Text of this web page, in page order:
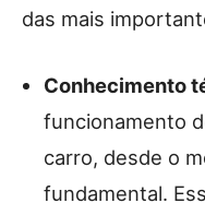
das mais
Conhecimento
funcionamento
carro, desde o
fundamental.